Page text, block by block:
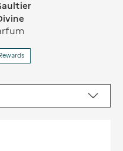
Divine